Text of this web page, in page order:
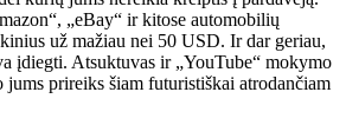
„eBay“ ir kitose automobilių
už mažiau nei 50 USD. Ir dar geriau,
įdiegti. Atsuktuvas ir „YouTube“ mokymo
jums prireiks šiam futuristiškai atrodančiam